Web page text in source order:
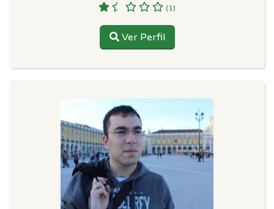
(1)
Ver Perfil